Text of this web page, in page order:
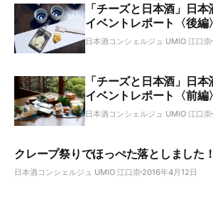
「チーズと日本酒」日
イベントレポート〈後編〉
日本酒コンシェルジュ UMIO 江口崇
「チーズと日本酒」日
イベントレポート〈前編〉
日本酒コンシェルジュ UMIO 江口崇
クレープ祭りでほっぺた落としました
日本酒コンシェルジュ UMIO 江口崇 2016年4月12日